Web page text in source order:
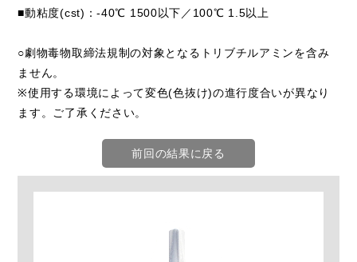
■動粘度(cst)：-40℃ 1500以下／100℃ 1.5以上
○劇物毒物取締法規制の対象となるトリブチルアミンを含み
ません。
※使用する環境によって変色(色抜け)の進行度合いが異なり
ます。ご了承ください。
前回の結果に戻る